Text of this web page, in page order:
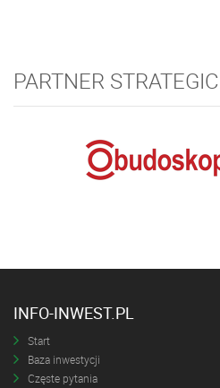
PARTNER
INFO-INWEST.PL
Start
Baza inwestycji
Częste pytania